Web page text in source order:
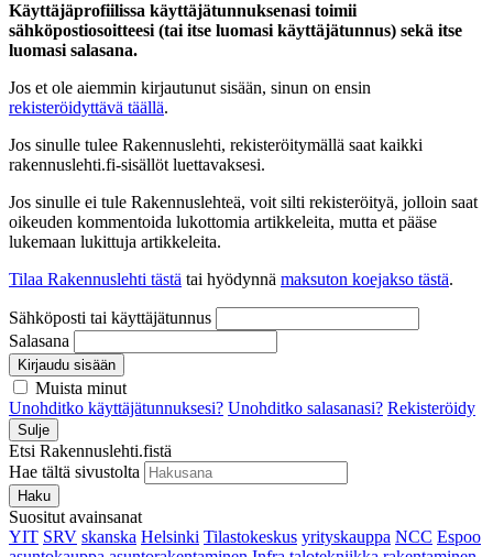
Käyttäjäprofiilissa käyttäjätunnuksenasi toimii
sähköpostiosoitteesi (tai itse luomasi käyttäjätunnus) sekä itse
luomasi salasana.
Jos et ole aiemmin kirjautunut sisään, sinun on ensin
rekisteröidyttävä täällä.
Jos sinulle tulee Rakennuslehti, rekisteröitymällä saat kaikki
rakennuslehti.fi-sisällöt luettavaksesi.
Jos sinulle ei tule Rakennuslehteä, voit silti rekisteröityä, jolloin saat
oikeuden kommentoida lukottomia artikkeleita, mutta et pääse
lukemaan lukittuja artikkeleita.
Tilaa Rakennuslehti tästä tai hyödynnä maksuton koejakso tästä.
Sähköposti tai käyttäjätunnus
Salasana
Kirjaudu sisään
Muista minut
Unohditko käyttäjätunnuksesi? Unohditko salasanasi? Rekisteröidy
Sulje
Etsi Rakennuslehti.fistä
Hae tältä sivustolta
Haku
Suositut avainsanat
YIT SRV skanska Helsinki Tilastokeskus yrityskauppa NCC Espoo